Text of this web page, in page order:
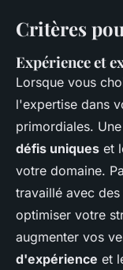
Critères
Expérience et
Lorsque vous
l'expertise dans
primordiales.
défis uniques et
votre domaine.
travaillé avec
optimiser votre
augmenter vos
d'expérience et